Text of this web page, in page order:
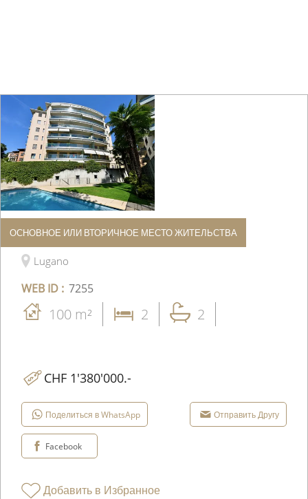
ОСНОВНОЕ ИЛИ ВТОРИЧНОЕ МЕСТО ЖИТЕЛЬСТВА
Квартира
Lugano
WEB ID : 7255
100 m² 2 2
CHF 1'380'000.-
Поделиться в WhatsApp Отправить Другу
Facebook
Добавить в Избранное